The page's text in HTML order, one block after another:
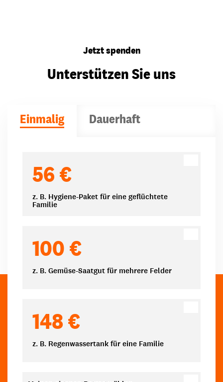
Jetzt spenden
Unterstützen Sie uns
Einmalig Dauerhaft
56 €
z. B. Hygiene-Paket für eine geflüchtete
Familie
100 €
z. B. Gemüse-Saatgut für mehrere Felder
148 €
z. B. Regenwassertank für eine Familie